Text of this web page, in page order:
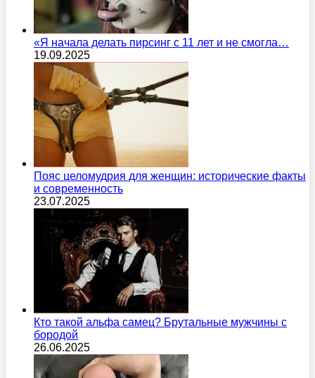
«Я начала делать пирсинг с 11 лет и не смогла…
19.09.2025
Пояс целомудрия для женщин: исторические факты
и современность
23.07.2025
Кто такой альфа самец? Брутальные мужчины с
бородой
26.06.2025